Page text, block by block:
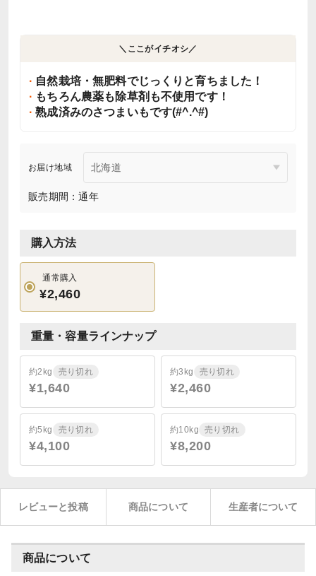
＼ここがイチオシ／
自然栽培・無肥料でじっくりと育ちました！
もちろん農薬も除草剤も不使用です！
熟成済みのさつまいもです(#^.^#)
お届け地域
販売期間：通年
購入方法
通常購入
¥2,460
重量・容量ラインナップ
約2kg 売り切れ
¥1,640
約3kg 売り切れ
¥2,460
約5kg 売り切れ
¥4,100
約10kg 売り切れ
¥8,200
レビューと投稿 商品について 生産者について
商品について